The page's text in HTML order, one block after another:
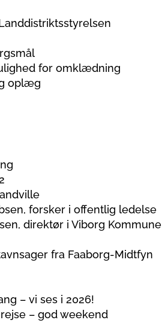
for omklædning
oplæg
forsker i offentlig ledelse
direktør i Viborg Kommune
fra Faaborg-Midtfyn
– vi ses i 2026!
– god weekend